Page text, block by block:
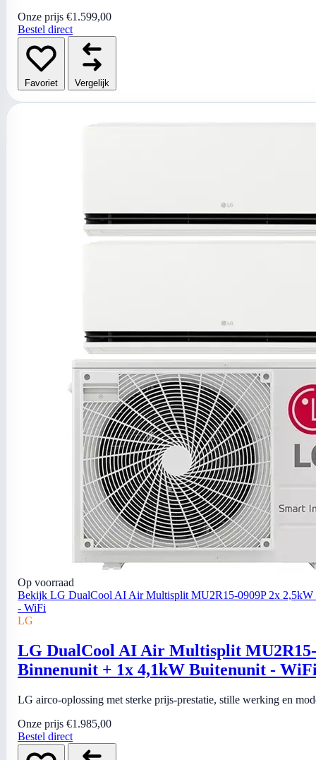
Onze prijs €1.599,00
Bestel direct
Favoriet Vergelijk
Op voorraad
Bekijk LG DualCool AI Air Multisplit MU2R15-0909P 2x
- WiFi
LG
LG DualCool AI Air Multisplit MU2R15-
Binnenunit + 1x 4,1kW Buitenunit -
LG airco-oplossing met sterke prijs-prestatie, stille werking en
Onze prijs €1.985,00
Bestel direct